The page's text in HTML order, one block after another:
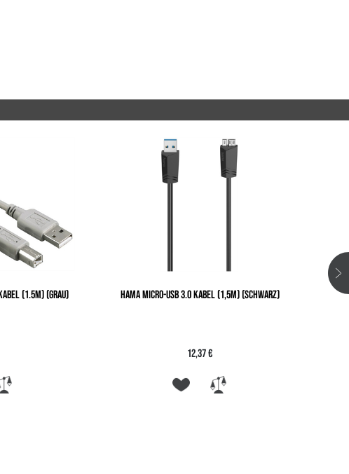
(1.5M) (GRAU) HAMA MICRO-USB 3.0 KABEL (1,5M) (SCHWARZ)
12,37 €